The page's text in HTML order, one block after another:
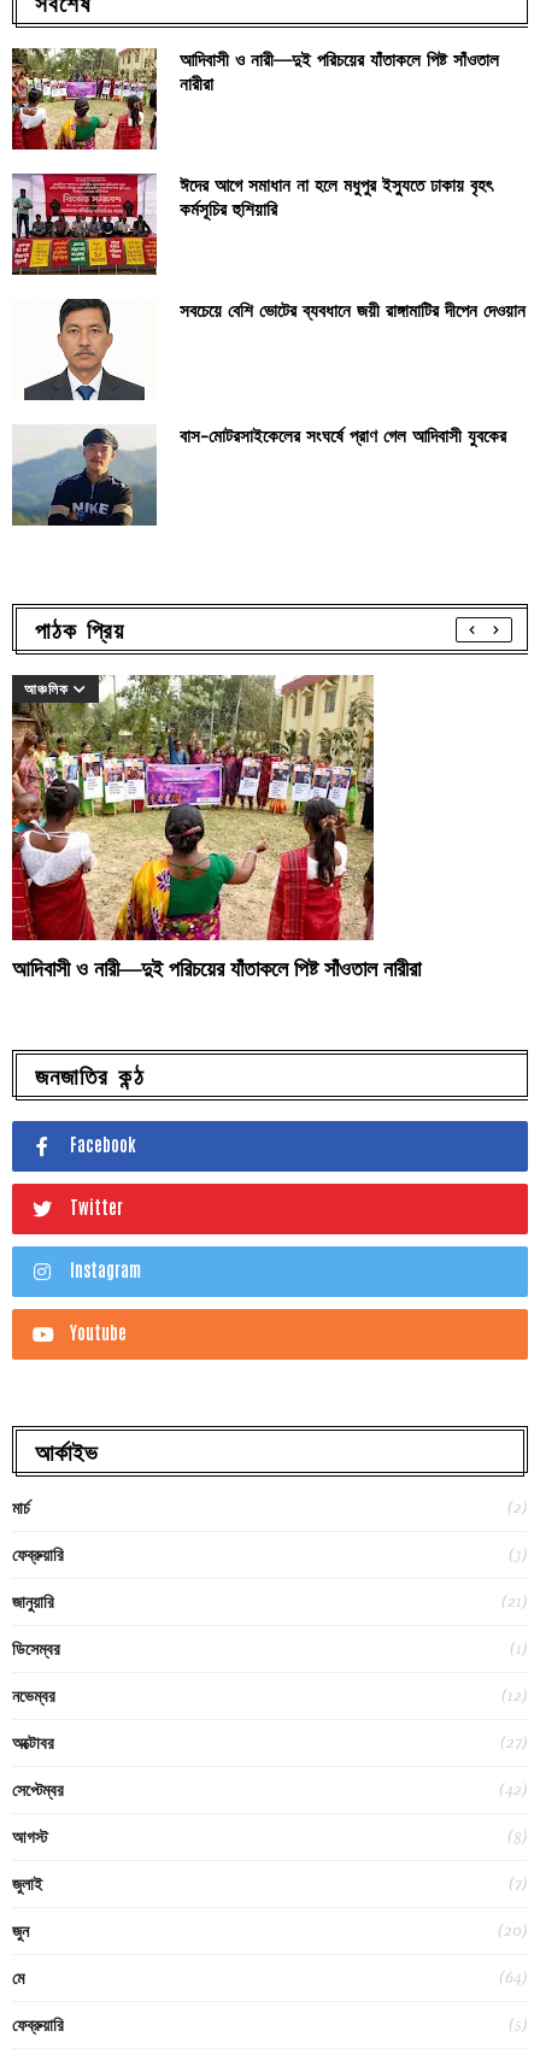
আদিবাসী ও নারী—দুই পরিচয়ের যাঁতাকলে পিষ্ট সাঁওতাল
নারীরা
ঈদের আগে সমাধান না হলে মধুপুর ইস্যুতে ঢাকায় বৃহৎ
কর্মসূচির হুশিয়ারি
সবচেয়ে বেশি ভোটের ব্যবধানে জয়ী রাঙ্গামাটির দীপেন দেওয়ান
বাস-মোটরসাইকেলের সংঘর্ষে প্রাণ গেল আদিবাসী যুবকের
পাঠক প্রিয়
আঞ্চলিক
আদিবাসী ও নারী—দুই পরিচয়ের যাঁতাকলে পিষ্ট সাঁওতাল নারীরা
জনজাতির কন্ঠ
Facebook
Twitter
Instagram
Youtube
আর্কাইভ
মার্চ (2)
ফেব্রুয়ারি (3)
জানুয়ারি (21)
ডিসেম্বর (1)
নভেম্বর (12)
অক্টোবর (27)
সেপ্টেম্বর (42)
আগস্ট (8)
জুলাই (7)
জুন (20)
মে (64)
ফেব্রুয়ারি (5)